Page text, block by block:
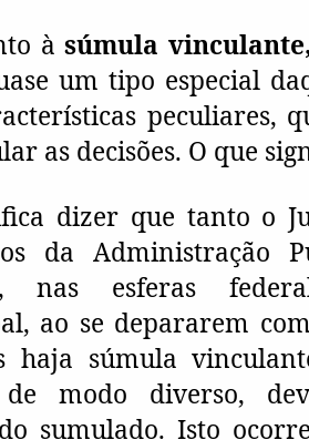
àsúmula
um tipo especial
peculiares,
as decisões. O que
dizer que tanto o
da Administração
nas esferas
ao se depararem
haja súmula
modo diverso,
sumulado. Isto